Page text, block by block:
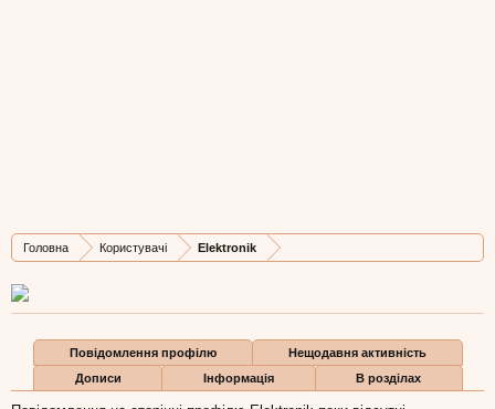
Головна Користувачі Elektronik
Дописів
1
Карма
0
Бали
1
Повідомлення профілю
Нещодавня активність
Дописи
Інформація В розділах